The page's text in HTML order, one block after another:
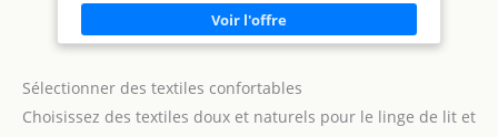
LESSIVABLE - laisse respirer le support tout en résistant aux
taches, à l'humidité et aux chocs. Pour une protection jusqu'à
20 ans. POUVOIR COUVRANT ÉLEVÉ - pigmentation
jaunissement dans le temps.
Sélectionner des textiles confortables
Choisissez des textiles doux et naturels pour le linge de lit et